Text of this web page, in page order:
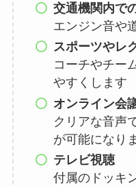
交通機関内で
エンジン音や
スポーツやレ
コーチやチー
やすくします
オンライン会
クリアな音声
が可能になり
テレビ視聴
付属のドッキ